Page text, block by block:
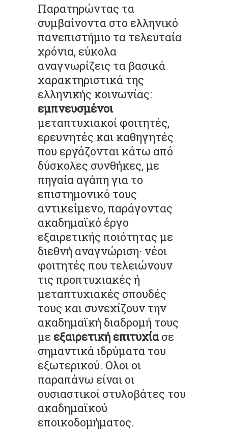
Παρατηρώντας τα
συµβαίνοντα στο ελληνικό
πανεπιστήµιο τα τελευταία
χρόνια, εύκολα
αναγνωρίζεις τα βασικά
χαρακτηριστικά της
ελληνικής κοινωνίας:
εµπνευσµένοι
µεταπτυχιακοί φοιτητές,
ερευνητές και καθηγητές
που εργάζονται κάτω από
δύσκολες συνθήκες, µε
πηγαία αγάπη για το
επιστηµονικό τους
αντικείµενο, παράγοντας
ακαδηµαϊκό έργο
εξαιρετικής ποιότητας µε
διεθνή αναγνώριση· νέοι
φοιτητές που τελειώνουν
τις προπτυχιακές ή
µεταπτυχιακές σπουδές
τους και συνεχίζουν την
ακαδηµαϊκή διαδροµή τους
µε εξαιρετική επιτυχίασε
σηµαντικά ιδρύµατα του
εξωτερικού. Ολοι οι
παραπάνω είναι οι
ουσιαστικοί στυλοβάτες του
ακαδηµαϊκού
εποικοδοµήµατος.